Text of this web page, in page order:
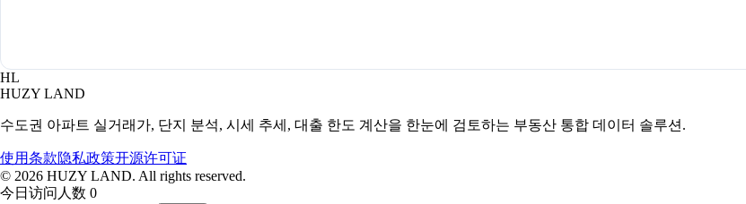
HL
HUZY LAND
수도권 아파트 실거래가, 단지 분석, 시세 추세, 대출 한도 계산을 한눈에 검토하는 부동산 통합 데이터 솔루션.
使用条款隐私政策开源许可证
© 2026 HUZY LAND. All rights reserved.
今日访问人数 0